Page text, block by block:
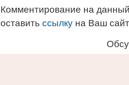
Комментирование на
оставить ссылку на Ваш